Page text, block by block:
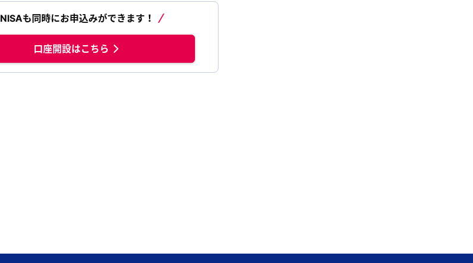
NISAも同時にお申込みができます！
口座開設はこちら